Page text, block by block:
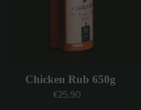
Chicken Rub 650g
Prezzo regolare
€25,90